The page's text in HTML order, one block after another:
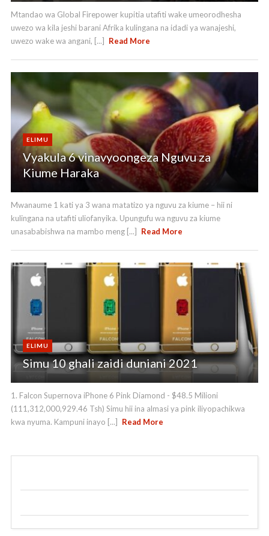
Mtandao wa Global Firepower kupitia utafiti wake umeorodhesha
uwezo wa kila jeshi barani Afrika kulingana na idadi ya wanajeshi,
uwezo wake wa angani, [...]
Read More
ELIMU
Vyakula 6 vinavyoongeza Nguvu za
Kiume Haraka
Mwanaume 1 kati ya 3 wana matatizo ya nguvu za kiume – hii ni
kulingana na utafiti uliofanyika. Upungufu wa nguvu za kiume
unasababishwa na mambo meng [...]
Read More
ELIMU
Simu 10 ghali zaidi duniani 2021
1. Falcon Supernova iPhone 6 Pink Diamond - $48.5 Milioni
(111,312,000,929.46 Tsh) Simu hii ina almasi ya pink iliyopachikwa
kwa nyuma. Kampuni inayo [...]
Read More